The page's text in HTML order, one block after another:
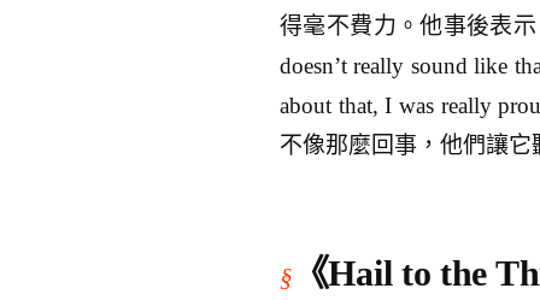
得毫不費力。他事後表示
doesn’t really sound like
about that, I was really
不像那麼回事，他們讓
《Hail to the